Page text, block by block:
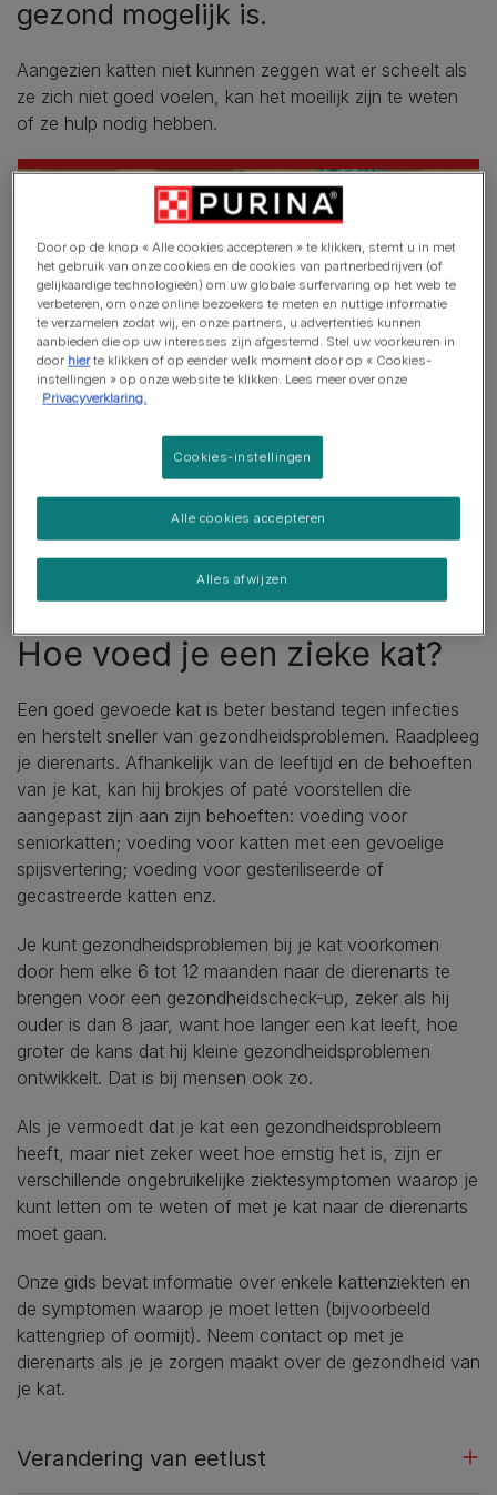
gezond mogelijk is.
Aangezien katten niet kunnen zeggen wat er scheelt als
ze zich niet goed voelen, kan het moeilijk zijn te weten
of ze hulp nodig hebben.
In tegenstelling tot honden, die in dat geval steun
zoeken, hebben katten de neiging zich terug te trekken
als ze zich niet goed voelen. Hun instinct om zichzelf te
beschermen kan ze zelfs agressiever maken en ervoor
zorgen dat ze zich willen verstoppen, waardoor het nog
moeilijker wordt om een oogje in het zeil te houden.
Hoe voed je een zieke kat?
Een goed gevoede kat is beter bestand tegen infecties
en herstelt sneller van gezondheidsproblemen. Raadpleeg
je dierenarts. Afhankelijk van de leeftijd en de behoeften
van je kat, kan hij brokjes of paté voorstellen die
aangepast zijn aan zijn behoeften: voeding voor
seniorkatten; voeding voor katten met een gevoelige
spijsvertering; voeding voor gesteriliseerde of
gecastreerde katten enz.
Je kunt gezondheidsproblemen bij je kat voorkomen
door hem elke 6 tot 12 maanden naar de dierenarts te
brengen voor een gezondheidscheck-up, zeker als hij
ouder is dan 8 jaar, want hoe langer een kat leeft, hoe
groter de kans dat hij kleine gezondheidsproblemen
ontwikkelt. Dat is bij mensen ook zo.
Als je vermoedt dat je kat een gezondheidsprobleem
heeft, maar niet zeker weet hoe ernstig het is, zijn er
verschillende ongebruikelijke ziektesymptomen waarop je
kunt letten om te weten of met je kat naar de dierenarts
moet gaan.
Onze gids bevat informatie over enkele kattenziekten en
de symptomen waarop je moet letten (bijvoorbeeld
kattengriep of oormijt). Neem contact op met je
dierenarts als je je zorgen maakt over de gezondheid van
je kat.
Verandering van eetlust
Door op de knop « Alle cookies accepteren » te klikken, stemt u in met
het gebruik van onze cookies en de cookies van partnerbedrijven (of
gelijkaardige technologieën) om uw globale surfervaring op het web te
verbeteren, om onze online bezoekers te meten en nuttige informatie
te verzamelen zodat wij, en onze partners, u advertenties kunnen
aanbieden die op uw interesses zijn afgestemd. Stel uw voorkeuren in
door hierte klikken of op eender welk moment door op « Cookies-
instellingen » op onze website te klikken. Lees meer over onze
Privacyverklaring.
Cookies-instellingen
Alles afwijzen
Alle cookies accepteren